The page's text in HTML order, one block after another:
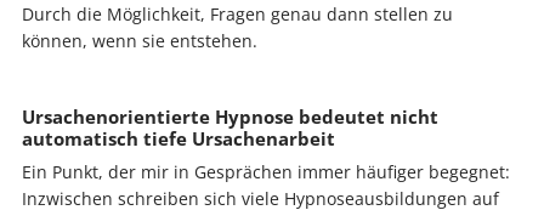
Durch die Möglichkeit, Fragen genau dann stellen zu
können, wenn sie entstehen.
Ursachenorientierte Hypnose bedeutet nicht
automatisch tiefe Ursachenarbeit
Ein Punkt, der mir in Gesprächen immer häufiger begegnet:
Inzwischen schreiben sich viele Hypnoseausbildungen auf